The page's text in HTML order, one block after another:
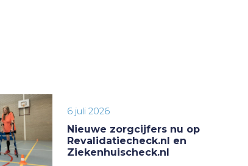
6 juli 2026
Nieuwe zorgcijfers nu op
Revalidatiecheck.nl en
Ziekenhuischeck.nl